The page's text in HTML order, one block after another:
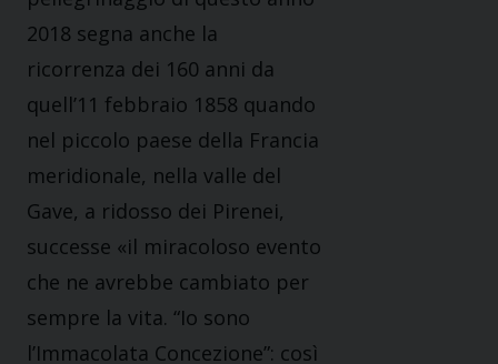
2018 segna anche la
ricorrenza dei 160 anni da
quell’11 febbraio 1858 quando
nel piccolo paese della Francia
meridionale, nella valle del
Gave, a ridosso dei Pirenei,
successe «il miracoloso evento
che ne avrebbe cambiato per
sempre la vita. “Io sono
l’Immacolata Concezione”: così